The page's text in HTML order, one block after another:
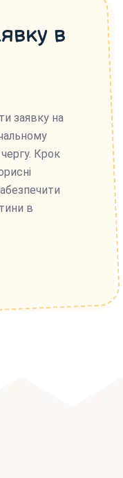
в
заявку на
Крок
в